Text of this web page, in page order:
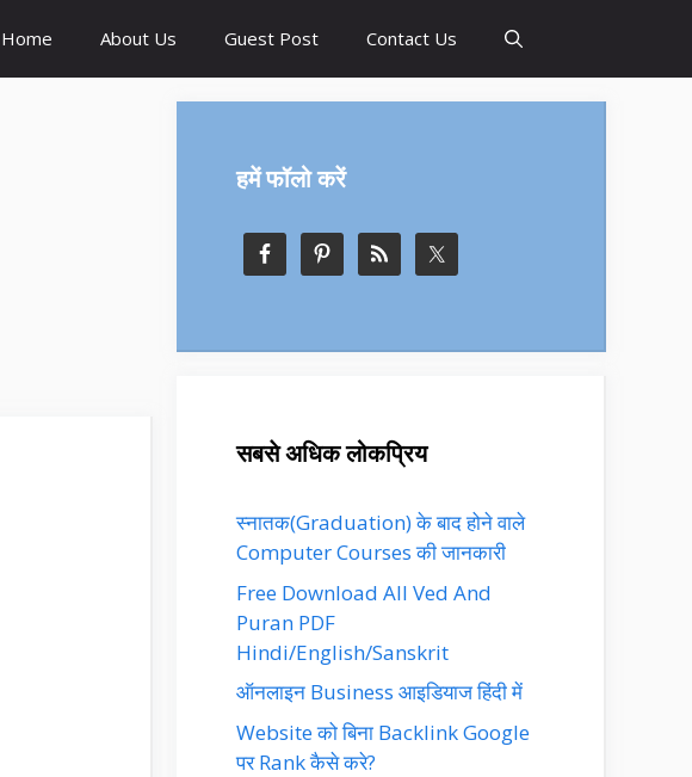
Home About Us Guest Post Contact Us
हमें फॉलो करें
सबसे अधिक लोकप्रिय
स्नातक(Graduation) के बाद होने वाले
Computer Courses की जानकारी
Free Download All Ved And
Puran PDF
Hindi/English/Sanskrit
ऑनलाइन Business आइडियाज हिंदी में
Website को बिना Backlink Google
पर Rank कैसे करे?